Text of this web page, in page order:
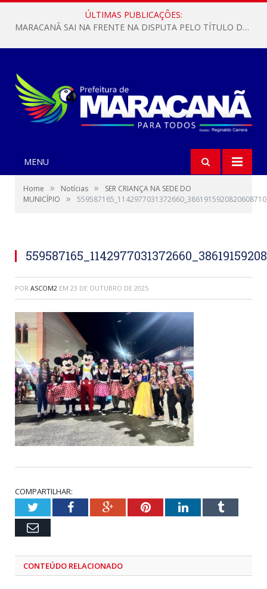
ÚLTIMAS PUBLICAÇÕES:
MARACANÃ SAI NA FRENTE NA DISPUTA PELO TÍTULO DA COPA PARÁ SUB-17!
MENU
Home » Notícias »
SER CRIANÇA NA SEDE DO
MUNICÍPIO
»
POR ASCOM2 EM 23 DE OUTUBRO DE 2025
COMPARTILHAR:
TwitterFacebookGoogle+PinterestLinkedInTumblr
Email
CONTEÚDO RELACIONADO